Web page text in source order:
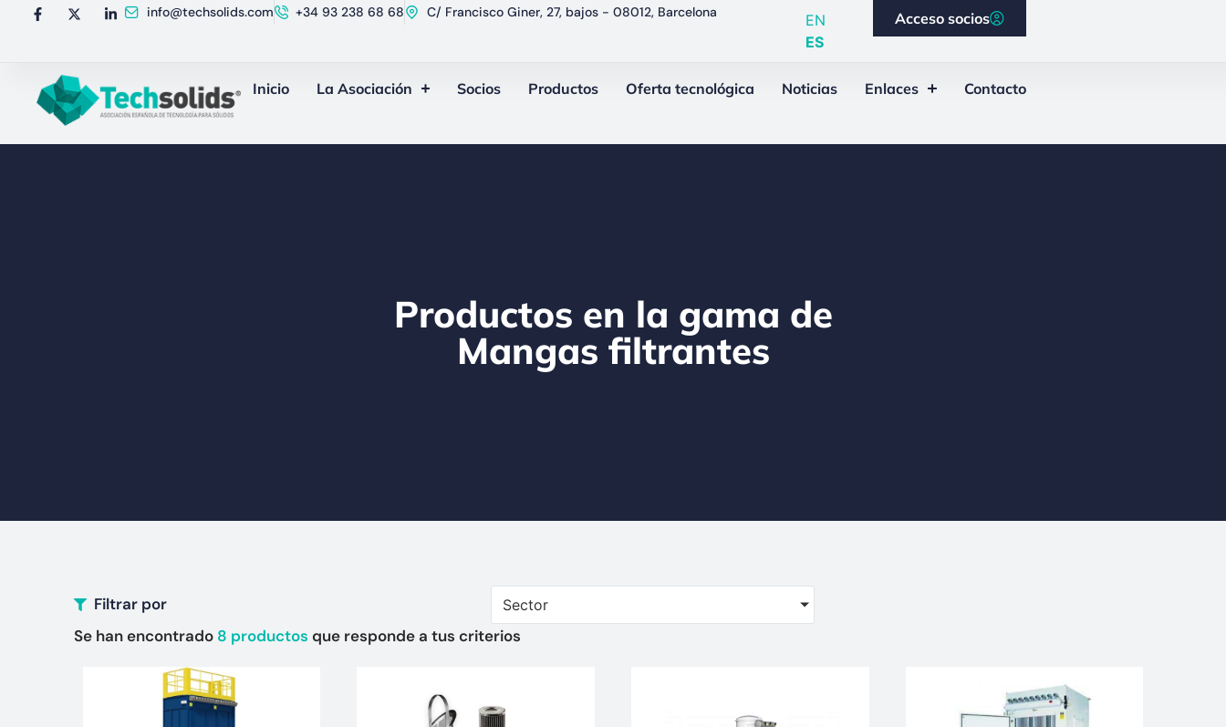
info@techsolids.com +34 93 238 68 68 C/ Francisco Giner, 27, bajos - 08012, Barcelona
EN
ES
Acceso socios
Inicio La Asociación Socios Productos Oferta tecnológica Noticias Enlaces Contacto
Productos en la gama de
Mangas filtrantes
Filtrar por Sector
Se han encontrado 8 productos que responde a tus criterios